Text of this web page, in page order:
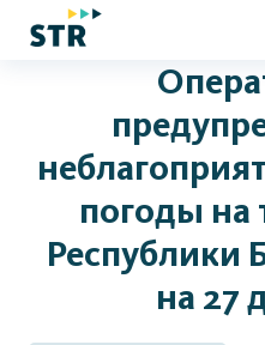
погоды на
Республики
на 27